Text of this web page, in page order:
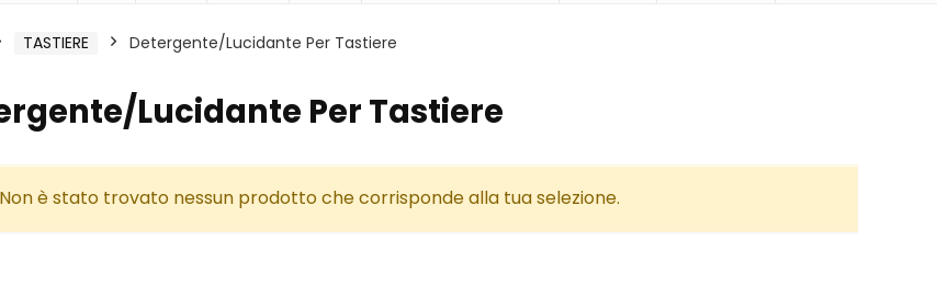
TASTIERE Detergente/Lucidante Per Tastiere
Lucidante Per Tastiere
Non è stato trovato nessun prodotto che corrisponde alla tua selezione.